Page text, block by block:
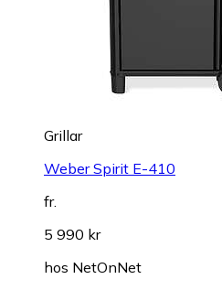
Grillar
Weber Spirit E-410
fr.
5 990 kr
hos NetOnNet